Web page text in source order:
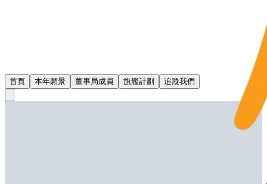
首頁 本年願景 董事局成員 旗艦計劃 追蹤我們